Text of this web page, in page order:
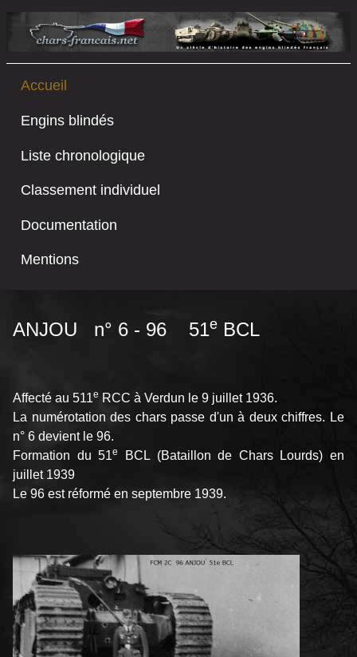
Accueil
Engins blindés
Liste chronologique
Classement individuel
Documentation
Mentions
ANJOU n° 6 - 96 51e BCL
Affecté au 511e RCC à Verdun le 9 juillet 1936.
La numérotation des chars passe d'un à deux chiffres. Le
n° 6 devient le 96.
Formation du 51e
BCL (Bataillon de Chars Lourds) en
juillet 1939
Le 96 est réformé en septembre 1939.